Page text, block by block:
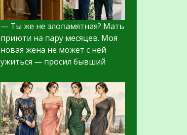
— Ты же не злопамятная? Мать
приюти на пару месяцев. Моя
новая жена не может с ней
ужиться — просил бывший